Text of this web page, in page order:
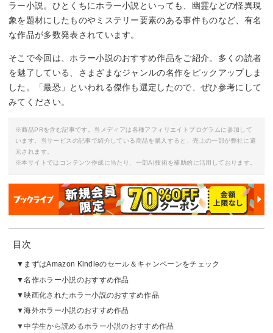
ラー小説。ひとくちにホラー小説といっても、幽霊などの怪異現
象を題材にしたものやミステリー要素のある事件ものなど、有名
な作品が多数発表されています。
そこで今回は、ホラー小説のおすすめ作品をご紹介。多くの読者
を魅了している、さまざまなジャンルの名作をピックアップしま
した。「最恐」といわれる傑作も選定したので、ぜひ参考にして
みてください。
※商品PRを含む記事です。当メディアは各種アフィリエイトプログラムに参加して
います。当サービスの記事で紹介している商品を購入すると、売上の一部が弊社に還
元されます。
※本サイトではコンテンツ作成に当たり、一部AI技術を補助的に活用しております。
目次
まずはAmazon Kindleのセール＆キャンペーンをチェック
名作ホラー小説のおすすめ作品
映画化されたホラー小説のおすすめ作品
海外ホラー小説のおすすめ作品
中学生から読めるホラー小説のおすすめ作品